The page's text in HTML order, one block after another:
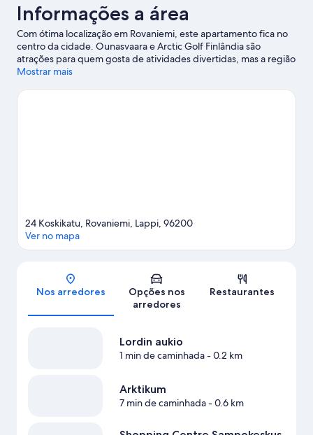
Informações a área
Com ótima localização em Rovaniemi, este apartamento fica no
centro da cidade. Ounasvaara e Arctic Golf Finlândia são
atrações para quem gosta de atividades divertidas, mas a região
ainda conta com Vila do Papai Noel e Korundi - Casa da Cultura.
Confira nosso guia de viagem sobre Rovaniemi.
Mostrar mais
Mapa
24 Koskikatu, Rovaniemi, Lappi, 96200
Ver no mapa
Nos arredores
Opções nos
arredores
Restaurantes
Lordin aukio
1 min de caminhada- 0.2 km
Arktikum
7 min de caminhada- 0.6 km